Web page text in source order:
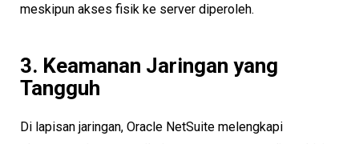
meskipun akses fisik ke server diperoleh.
3. Keamanan Jaringan yang
Tangguh
Di lapisan jaringan, Oracle NetSuite melengkapi